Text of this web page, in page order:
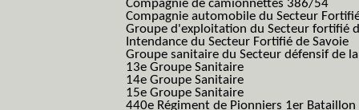
Compagnie de camionnettes 386/54
Compagnie automobile du Secteur
Groupe d'exploitation du Secteur fortifié
Intendance du Secteur Fortifié de Savoie
Groupe sanitaire du Secteur défensif de
13e Groupe Sanitaire
14e Groupe Sanitaire
15e Groupe Sanitaire
440e Régiment de Pionniers 1er Bataillon